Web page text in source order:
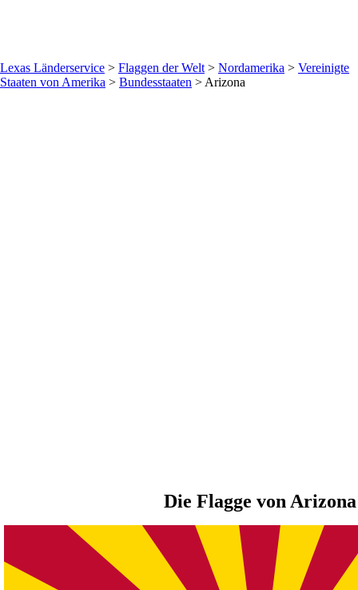
Lexas Länderservice > Flaggen der Welt > Nordamerika > Vereinigte
Staaten von Amerika > Bundesstaaten > Arizona
Die Flagge von Arizona